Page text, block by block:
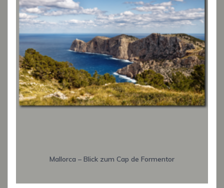
Mallorca – Blick zum Cap de Formentor